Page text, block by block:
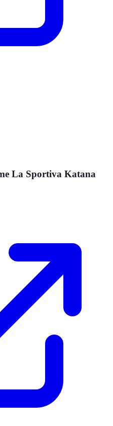
La Sportiva Katana